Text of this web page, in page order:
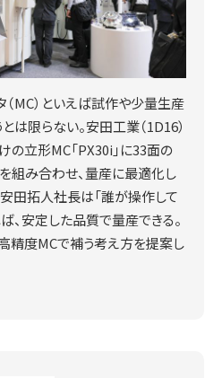
MC）といえば試作や少量生産
は限らない。安田工業（1D16）
の立形MC「PX30i」に33面の
組み合わせ、量産に最適化し
田拓人社長は「誰が操作して
安定した品質で量産できる。
精度MCで補う考え方を提案し